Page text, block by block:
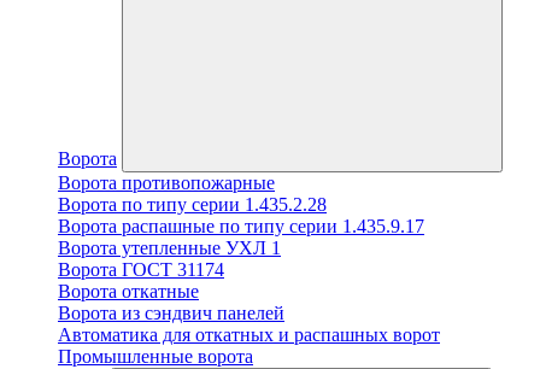
Ворота
Ворота противопожарные
Ворота по типу серии 1.435.2.28
Ворота распашные по типу серии 1.435.9.17
Ворота утепленные УХЛ 1
Ворота ГОСТ 31174
Ворота откатные
Ворота из сэндвич панелей
Автоматика для откатных и распашных ворот
Промышленные ворота